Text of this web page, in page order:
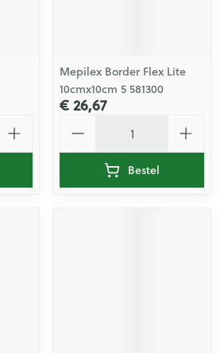
Mepilex Border Flex Lite
10cmx10cm 5 581300
€ 26,67
Bestel